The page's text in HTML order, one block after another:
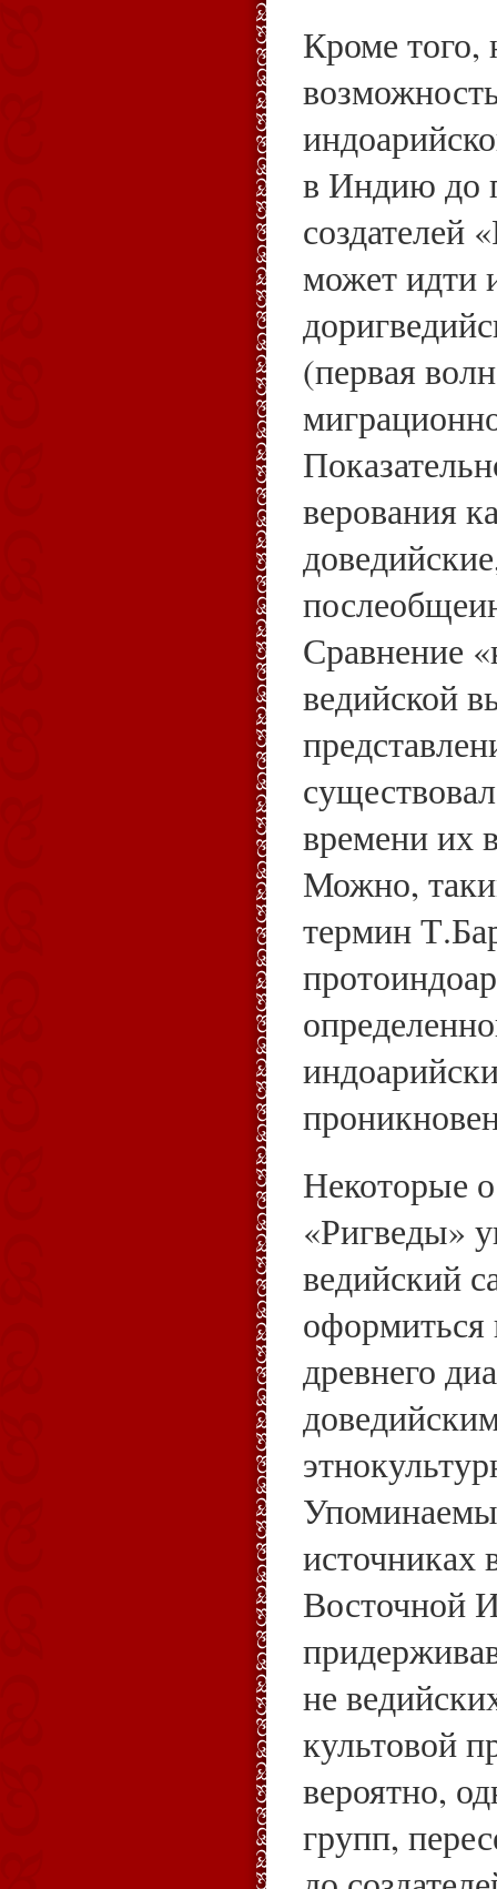
Кроме того,
в Индию до
создателей
может идти
(первая
верования
Сравнение
ведийской
времени их
Можно,
термин
Некоторые
«Ригведы»
ведийский
оформиться
древнего
источниках
Восточной
не
культовой
вероятно,
групп,